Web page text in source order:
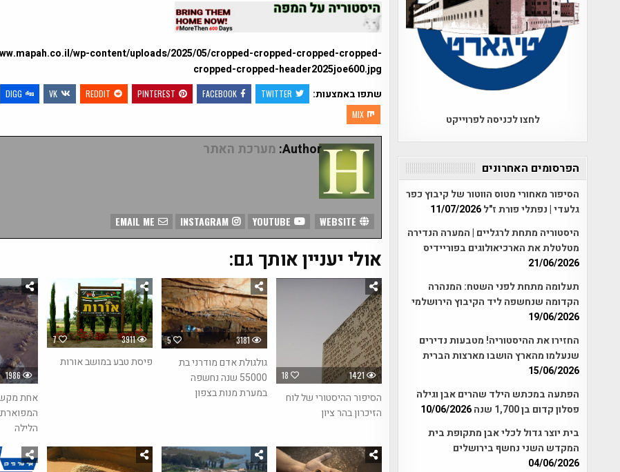
wp-content/uploads/2025/05/cropped-cropped-cropped-cropped-
cropped-cropped-header2025joe600.jpg
שתפו באמצעות:
TWITTER
FACEBOOK
PINTEREST
REDDIT
VK
DIGG
MIX
Author: מערכת האתר
INSTAGRAM
אולי יעניין אותך גם:
1986
אחת
הלילה
7 3911
פיסת טבע במושב אורות
5 3181
גולגולת אדם מודרני בת
55000 שנה נחשפה
במערת מנות בצפון
18 1421
הסיפור ההיסטורי של לוח
הזיכרון בהר ציון
לחצו לכניסה לפרוייקט
הפרסומים האחרונים
הסיפור מאחורי מטוס הווטור של קיבוץ כפר
גלעדי | נפתלי פורת ז"ל11/07/2026
היסטוריה מתחת לרגליים | המערה הנדירה
מטלטלת את הארכיאולוגים בפוריידיס
21/06/2026
תעלומה מתחת לפני השטח: המנהרה
הקדומה שנחשפה ליד הקיבוץ הירושלמי
19/06/2026
החזירו את ההיסטוריה! מטבעות נדירים
שנעלמו מהארץ הושבו מארצות הברית
15/06/2026
הפתעה במכתש הילד שהרים אבן וגילה
פסלון קדום בן 1,700 שנה
10/06/2026
בית יוצר גדול לכלי אבן מתקופת בית
המקדש השני נחשף בירושלים
04/06/2026